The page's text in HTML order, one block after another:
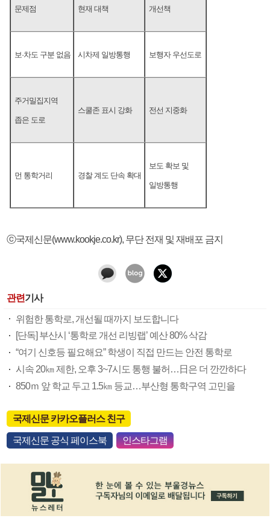
문제점 현재 대책 개선책
보·차도 구분 없음 시차제 일방통행 보행자 우선도로
주거밀집지역
좁은 도로
스쿨존 표시 강화 전선 지중화
먼 통학거리 경찰 계도 단속 확대
보도 확보 및
일방통행
ⓒ국제신문(www.kookje.co.kr), 무단 전재 및 재배포 금지
관련기사
위험한 통학로, 개선될 때까지 보도합니다
[단독] 부산시 ‘통학로 개선 리빙랩’ 예산 80% 삭감
“여기 신호등 필요해요” 학생이 직접 만드는 안전 통학로
시속 20㎞ 제한, 오후 3~7시도 통행 불허…日은 더 깐깐하다
850ｍ 앞 학교 두고 1.5㎞ 등교…부산형 통학구역 고민을
국제신문 카카오플러스 친구
국제신문 공식 페이스북 인스타그램